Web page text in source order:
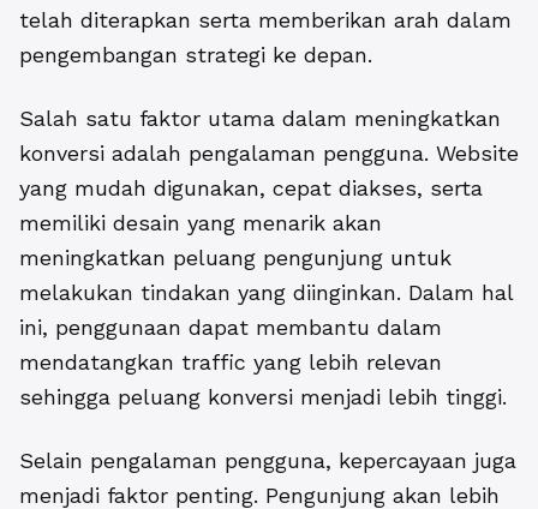
telah diterapkan serta memberikan arah dalam
pengembangan strategi ke depan.
Salah satu faktor utama dalam meningkatkan
konversi adalah pengalaman pengguna. Website
yang mudah digunakan, cepat diakses, serta
memiliki desain yang menarik akan
meningkatkan peluang pengunjung untuk
melakukan tindakan yang diinginkan. Dalam hal
ini, penggunaan dapat membantu dalam
mendatangkan traffic yang lebih relevan
sehingga peluang konversi menjadi lebih tinggi.
Selain pengalaman pengguna, kepercayaan juga
menjadi faktor penting. Pengunjung akan lebih